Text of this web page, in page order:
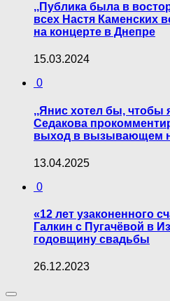
,,Публика была в
всех Настя Каменских
на концерте в Днепре
15.03.2024
0
,,Янис хотел бы, чтобы
Седакова
выход в вызывающем
13.04.2025
0
«12 лет узаконенного
Галкин с Пугачёвой в
годовщину свадьбы
26.12.2023